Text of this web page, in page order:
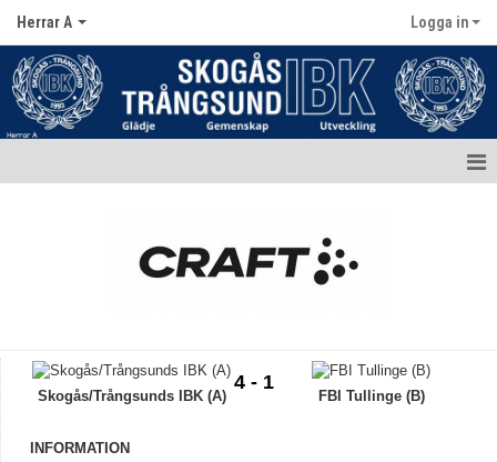
Herrar A Logga in
Truppen / Kontakt
Bildgalleri
Skogås/Trångsunds IBK (A)
4 - 1
FBI Tullinge (B)
INFORMATION